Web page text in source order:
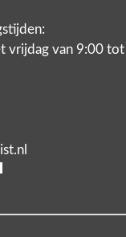
vrijdag van 9:00